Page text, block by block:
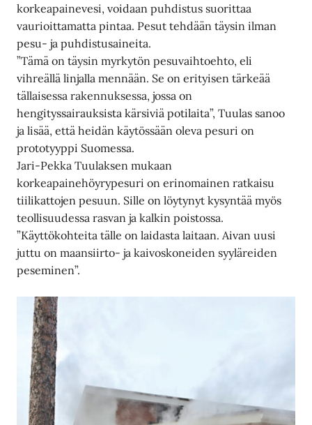
korkeapainevesi, voidaan puhdistus suorittaa
vaurioittamatta pintaa. Pesut tehdään täysin ilman
pesu- ja puhdistusaineita.
”Tämä on täysin myrkytön pesuvaihtoehto, eli
vihreällä linjalla mennään. Se on erityisen tärkeää
tällaisessa rakennuksessa, jossa on
hengityssairauksista kärsiviä potilaita”, Tuulas sanoo
ja lisää, että heidän käytössään oleva pesuri on
prototyyppi Suomessa.
Jari-Pekka Tuulaksen mukaan
korkeapainehöyrypesuri on erinomainen ratkaisu
tiilikattojen pesuun. Sille on löytynyt kysyntää myös
teollisuudessa rasvan ja kalkin poistossa.
”Käyttökohteita tälle on laidasta laitaan. Aivan uusi
juttu on maansiirto- ja kaivoskoneiden syyläreiden
peseminen”.